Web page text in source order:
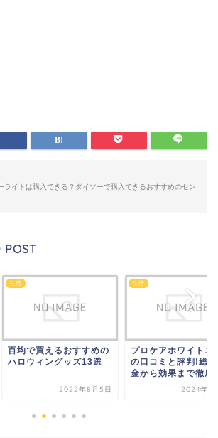
ライトは購入できる？ダイソーで購入できるおすすめのセン
POST
生活
百均で買えるおすすめの
ハロウィングッズ13選
2022年8月5日
生活
プロケアホワイトニ
の口コミと評判!総
金から効果まで徹底
2024年11